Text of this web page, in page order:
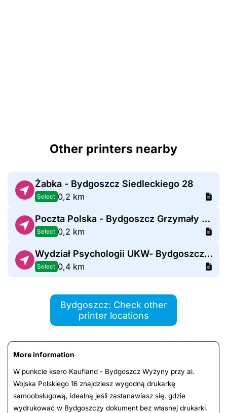
Other printers nearby
Żabka - Bydgoszcz Siedleckiego 28
Select 0,2 km
Poczta Polska - Bydgoszcz Grzymały Siedleckiego
Select 0,2 km
Wydział Psychologii UKW- Bydgoszcz Leopolda Staffa 1
Select 0,4 km
Bydgoszcz: Check other
printer locations
More information
W punkcie ksero Kaufland - Bydgoszcz Wyżyny przy al.
Wojska Polskiego 16 znajdziesz wygodną drukarkę
samoobsługową, idealną jeśli zastanawiasz się, gdzie
wydrukować w Bydgoszczy dokument bez własnej drukarki.